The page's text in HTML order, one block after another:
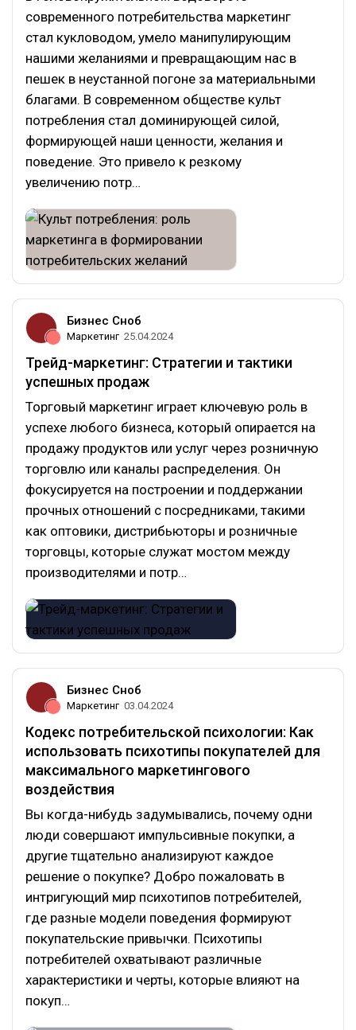
современного потребительства маркетинг
стал кукловодом, умело манипулирующим
нашими желаниями и превращающим нас в
пешек в неустанной погоне за материальными
благами. В современном обществе культ
потребления стал доминирующей силой,
формирующей наши ценности, желания и
поведение. Это привело к резкому
увеличению потр…
Бизнес Сноб
Маркетинг 25.04.2024
Трейд-маркетинг: Стратегии и тактики
успешных продаж
Торговый маркетинг играет ключевую роль в
успехе любого бизнеса, который опирается на
продажу продуктов или услуг через розничную
торговлю или каналы распределения. Он
фокусируется на построении и поддержании
прочных отношений с посредниками, такими
как оптовики, дистрибьюторы и розничные
торговцы, которые служат мостом между
производителями и потр…
Бизнес Сноб
Маркетинг 03.04.2024
Кодекс потребительской психологии: Как
использовать психотипы покупателей для
максимального маркетингового
воздействия
Вы когда-нибудь задумывались, почему одни
люди совершают импульсивные покупки, а
другие тщательно анализируют каждое
решение о покупке? Добро пожаловать в
интригующий мир психотипов потребителей,
где разные модели поведения формируют
покупательские привычки. Психотипы
потребителей охватывают различные
характеристики и черты, которые влияют на
покуп…